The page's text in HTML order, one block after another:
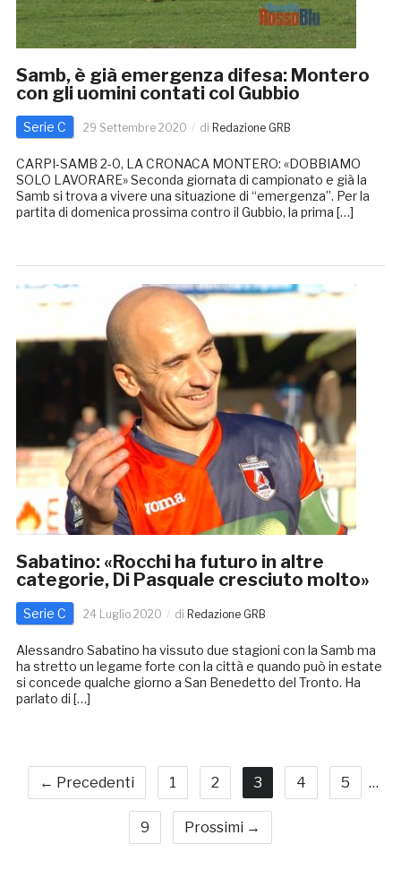
Samb, è già emergenza difesa: Montero
con gli uomini contati col Gubbio
Serie C 29 Settembre 2020 di Redazione GRB
CARPI-SAMB 2-0, LA CRONACA MONTERO: «DOBBIAMO
SOLO LAVORARE» Seconda giornata di campionato e già la
Samb si trova a vivere una situazione di “emergenza”. Per la
partita di domenica prossima contro il Gubbio, la prima […]
Sabatino: «Rocchi ha futuro in altre
categorie, Di Pasquale cresciuto molto»
Serie C 24 Luglio 2020 di Redazione GRB
Alessandro Sabatino ha vissuto due stagioni con la Samb ma
ha stretto un legame forte con la città e quando può in estate
si concede qualche giorno a San Benedetto del Tronto. Ha
parlato di […]
← Precedenti 1 2 3 4 5 …
9 Prossimi →